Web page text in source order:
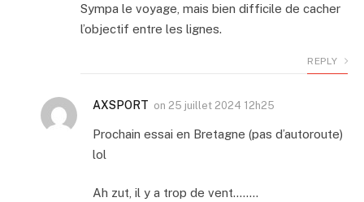
Sympa le voyage, mais bien difficile de cacher
l’objectif entre les lignes.
REPLY
AXSPORT on 25 juillet 2024 12h25
Prochain essai en Bretagne (pas d’autoroute)
lol
Ah zut, il y a trop de vent……..